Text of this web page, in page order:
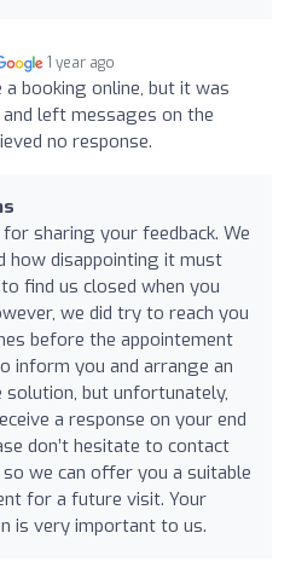
1 year ago
a booking online, but it was
left messages on the
no response.
sharing your feedback. We
how disappointing it must
find us closed when you
we did try to reach you
before the appointement
inform you and arrange an
solution, but unfortunately,
a response on your end
don’t hesitate to contact
we can offer you a suitable
for a future visit. Your
is very important to us.